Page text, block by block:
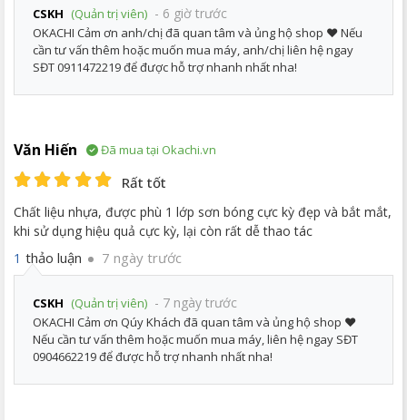
CSKH (Quản trị viên) - 6 giờ trước
OKACHI Cảm ơn anh/chị đã quan tâm và ủng hộ shop ❤️ Nếu
cần tư vấn thêm hoặc muốn mua máy, anh/chị liên hệ ngay
SĐT 0911472219 để được hỗ trợ nhanh nhất nha!
Văn Hiến Đã mua tại Okachi.vn
Rất tốt
Chất liệu nhựa, được phù 1 lớp sơn bóng cực kỳ đẹp và bắt mắt,
khi sử dụng hiệu quả cực kỳ, lại còn rất dễ thao tác
1 thảo luận 7 ngày trước
CSKH (Quản trị viên) - 7 ngày trước
OKACHI Cảm ơn Qúy Khách đã quan tâm và ủng hộ shop ❤️
Nếu cần tư vấn thêm hoặc muốn mua máy, liên hệ ngay SĐT
0904662219 để được hỗ trợ nhanh nhất nha!